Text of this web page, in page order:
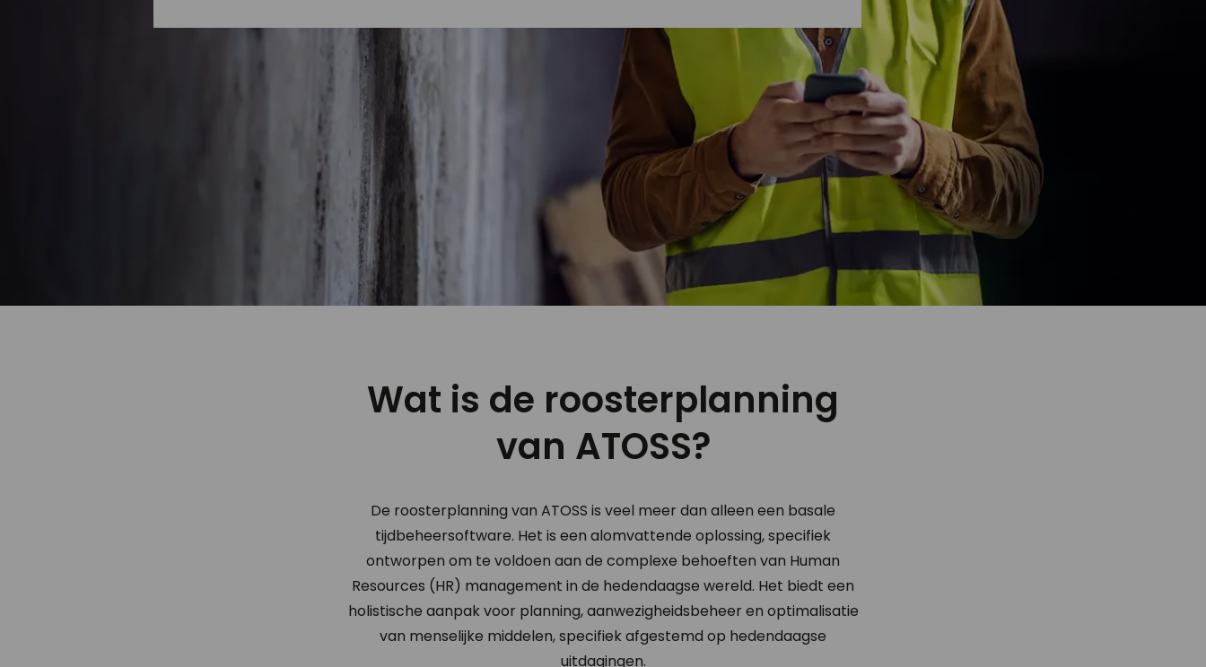
Wat is de roosterplanning
van ATOSS?
De roosterplanning van ATOSS is veel meer dan alleen een basale
tijdbeheersoftware. Het is een alomvattende oplossing, specifiek
ontworpen om te voldoen aan de complexe behoeften van Human
Resources (HR) management in de hedendaagse wereld. Het biedt een
holistische aanpak voor planning, aanwezigheidsbeheer en optimalisatie
van menselijke middelen, specifiek afgestemd op hedendaagse
uitdagingen.